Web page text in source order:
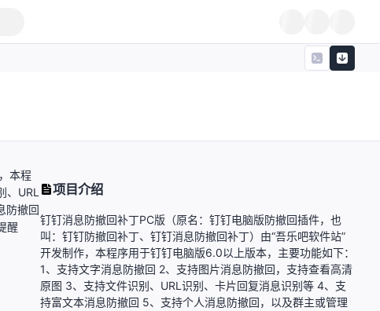
本程
、URL
防撤回
醒
项目介绍
钉钉消息防撤回补丁PC版（原名：钉钉电脑版防撤回插件，也
叫：钉钉防撤回补丁、钉钉消息防撤回补丁）由“吾乐吧软件站”
开发制作，本程序用于钉钉电脑版6.0以上版本，主要功能如下：
1、支持文字消息防撤回 2、支持图片消息防撤回，支持查看高清
原图 3、支持文件识别、URL识别、卡片回复消息识别等 4、支
持富文本消息防撤回 5、支持个人消息防撤回，以及群主或管理